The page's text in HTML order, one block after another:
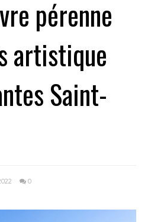
pérenne
artistique
Saint-
0